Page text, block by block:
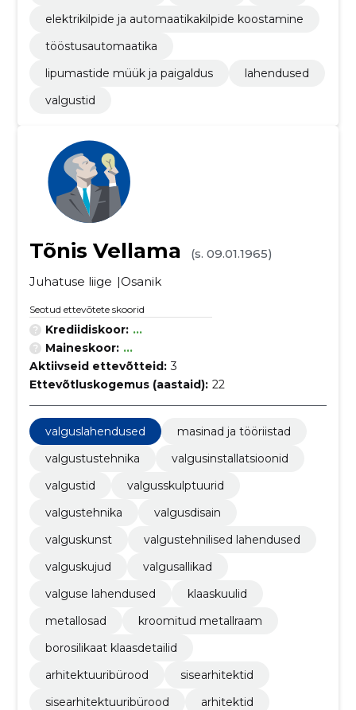
elektrikilpide ja automaatikakilpide koostamine
tööstusautomaatika
lipumastide müük ja paigaldus
lahendused
valgustid
Tõnis Vellama
(s. 09.01.1965)
Juhatuse liige
Osanik
Seotud ettevõtete skoorid
Krediidiskoor: ...
Maineskoor: ...
Aktiivseid ettevõtteid: 3
Ettevõtluskogemus (aastaid): 22
valguslahendused
masinad ja tööriistad
valgustustehnika
valgusinstallatsioonid
valgustid
valgusskulptuurid
valgustehnika
valgusdisain
valguskunst
valgustehnilised lahendused
valguskujud
valgusallikad
valguse lahendused
klaaskuulid
metallosad
kroomitud metallraam
borosilikaat klaasdetailid
arhitektuuribürood
sisearhitektid
sisearhitektuuribürood
arhitektid